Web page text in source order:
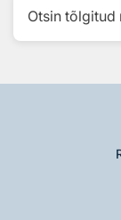
Otsin tõlgitud